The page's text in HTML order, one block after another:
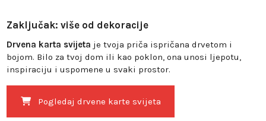
Zaključak: više od dekoracije
Drvena karta svijeta je tvoja priča ispričana drvetom i
bojom. Bilo za tvoj dom ili kao poklon, ona unosi ljepotu,
inspiraciju i uspomene u svaki prostor.
Pogledaj drvene karte svijeta